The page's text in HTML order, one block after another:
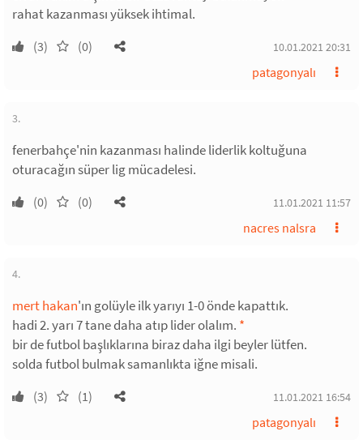
rahat kazanması yüksek ihtimal.
(3) (0) 10.01.2021 20:31
patagonyalı
3.
fenerbahçe'nin kazanması halinde liderlik koltuğuna
oturacağın süper lig mücadelesi.
(0) (0) 11.01.2021 11:57
nacres nalsra
4.
mert hakan'ın golüyle ilk yarıyı 1-0 önde kapattık.
hadi 2. yarı 7 tane daha atıp lider olalım. *
bir de futbol başlıklarına biraz daha ilgi beyler lütfen.
solda futbol bulmak samanlıkta iğne misali.
(3) (1) 11.01.2021 16:54
patagonyalı